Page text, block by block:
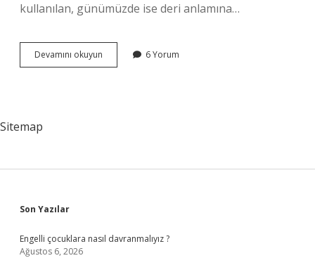
kullanılan, günümüzde ise deri anlamına…
Devamını okuyun
Kelimesinin
6 Yorum
Sitemap
Sidebar
Son Yazılar
Engelli çocuklara nasıl davranmalıyız ?
Ağustos 6, 2026